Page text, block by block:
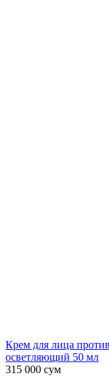
Крем для лица
осветляющий 50 мл
315 000 сум